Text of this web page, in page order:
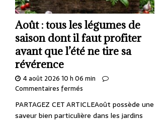
Août : tous les légumes de
saison dont il faut profiter
avant que l’été ne tire sa
révérence
4 août 2026 10 h 06 min
Commentaires fermés
PARTAGEZ CET ARTICLEAoût possède une
saveur bien particulière dans les jardins